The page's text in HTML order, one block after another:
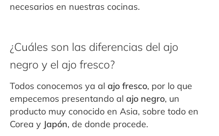
necesarios en nuestras cocinas.
¿Cuáles son las diferencias del ajo
negro y el ajo fresco?
Todos conocemos ya al ajo fresco, por lo que
empecemos presentando al ajo negro, un
producto muy conocido en Asia, sobre todo en
Corea y Japón, de donde procede.